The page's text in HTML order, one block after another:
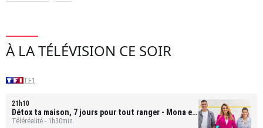
À LA TÉLÉVISION CE SOIR
TF1
21h10
Détox ta maison, 7 jours pour tout ranger - Mona et
Bastien
Téléréalité - 1h30min.